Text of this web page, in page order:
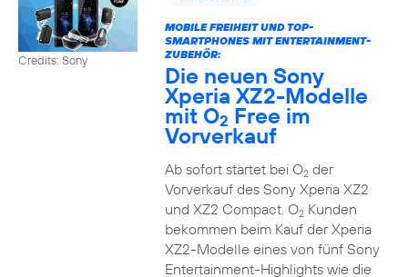
Credits: Sony
MOBILE FREIHEIT UND TOP-
SMARTPHONES MIT ENTERTAINMENT-
ZUBEHÖR:
Die neuen Sony
Xperia XZ2-Modelle
mit O2 Free im
Vorverkauf
Ab sofort startet bei O2der
Vorverkauf des Sony Xperia XZ2
und XZ2 Compact. O2Kunden
bekommen beim Kauf der Xperia
XZ2-Modelle eines von fünf Sony
Entertainment-Highlights wie die